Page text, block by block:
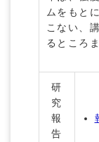
ムをもと
こない、
るところ
研
究
報
告